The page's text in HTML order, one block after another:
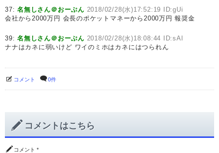
37:名無しさん＠おーぷん 2018/02/28(水)17:52:19 ID:gUi
会社から2000万円 会長のポケットマネーから2000万円 報奨金
39:名無しさん＠おーぷん 2018/02/28(水)18:08:44 ID:sAl
ナナはカネに弱いけど ワイのミホはカネにはつられん
コメント 0件
コメントはこちら
コメント *